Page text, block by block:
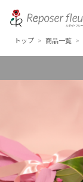
トップ > 商品一覧 >